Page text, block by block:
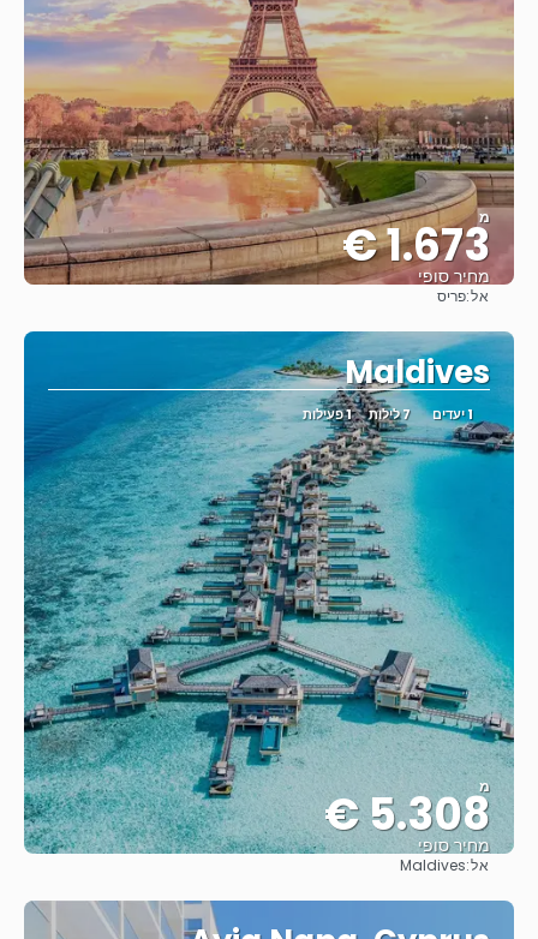
מ
1.673 €
מחיר סופי
אל:פריס
Maldives
1 יעדים 7 לילות 1 פעילות
מ
5.308 €
מחיר סופי
אל:Maldives